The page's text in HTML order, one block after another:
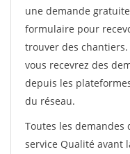
une demande
formulaire pour
trouver des
vous recevrez des
depuis les
du réseau.
Toutes les demandes
service Qualité avant